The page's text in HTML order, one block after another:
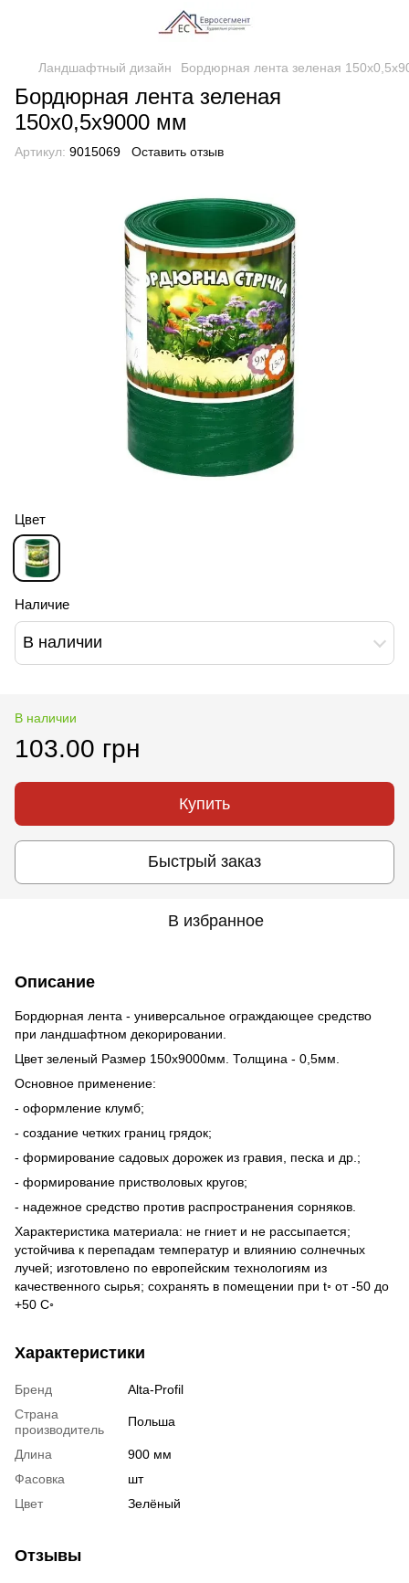
Ландшафтный дизайн Бордюрная лента зеленая
Бордюрная лента зеленая
150х0,5х9000 мм
Артикул: 9015069 Оставить отзыв
Цвет
Наличие
В наличии
В наличии
103.00 грн
Купить
Быстрый заказ
В избранное
Описание
Бордюрная лента - универсальное ограждающее средство
при ландшафтном декорировании.
Цвет зеленый Размер 150х9000мм. Толщина - 0,5мм.
Основное применение:
- оформление клумб;
- создание четких границ грядок;
- формирование садовых дорожек из гравия, песка и др.;
- формирование пристволовых кругов;
- надежное средство против распространения сорняков.
Характеристика материала: не гниет и не рассыпается;
устойчива к перепадам температур и влиянию солнечных
лучей; изготовлено по европейским технологиям из
качественного сырья; сохранять в помещении при t◦ от -50 до
+50 С◦
Характеристики
Бренд
Alta-Profil
Страна
производитель
Польша
Длина
900 мм
Фасовка
шт
Цвет
Зелёный
Отзывы